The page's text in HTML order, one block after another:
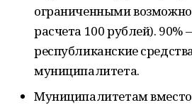
ограниченными
расчета 100 рублей). 90%
республиканские
муниципалитета.
Муниципалитетам